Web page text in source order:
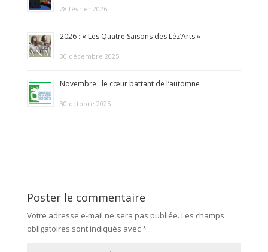
28 février 2026
2026 : « Les Quatre Saisons des Léz’Arts »
30 décembre 2025
Novembre : le cœur battant de l’automne
30 octobre 2025
Poster le commentaire
Votre adresse e-mail ne sera pas publiée. Les champs
obligatoires sont indiqués avec*